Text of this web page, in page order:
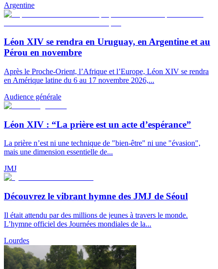
Argentine
Léon XIV se rendra en Uruguay, en Argentine et au
Pérou en novembre
Après le Proche-Orient, l’Afrique et l’Europe, Léon XIV se rendra
en Amérique latine du 6 au 17 novembre 2026,...
Audience générale
Léon XIV : “La prière est un acte d’espérance”
La prière n’est ni une technique de "bien-être" ni une "évasion",
mais une dimension essentielle de...
JMJ
Découvrez le vibrant hymne des JMJ de Séoul
Il était attendu par des millions de jeunes à travers le monde.
L’hymne officiel des Journées mondiales de la...
Lourdes